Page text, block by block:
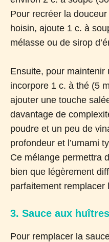
Pour recréer la
hoisin, ajoute 1 c. à
mélasse ou de sirop
Ensuite, pour maintenir
incorpore 1 c. à thé (5
ajouter une touche
davantage de
poudre et un peu de
profondeur et l’umami
Ce mélange permettra
bien que légèrement
parfaitement remplacer
3. Sauce aux huîtres
Pour remplacer la